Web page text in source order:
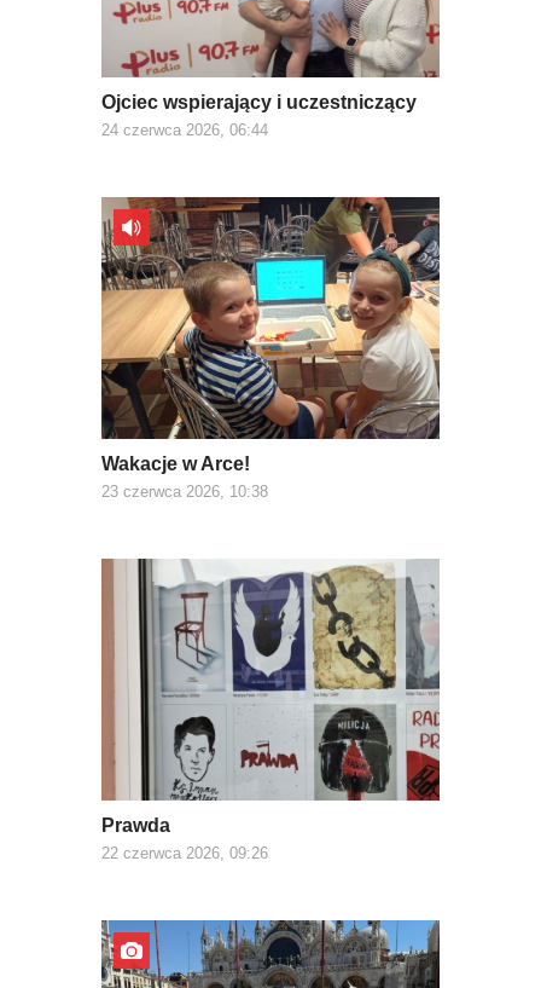
Ojciec wspierający i uczestniczący
24 czerwca 2026, 06:44
Wakacje w Arce!
23 czerwca 2026, 10:38
Prawda
22 czerwca 2026, 09:26